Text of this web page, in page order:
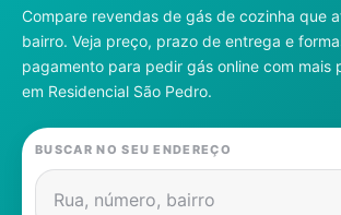
Cadastre-se
Gás
Contatos
Compare revendas de gás de cozinha que
bairro. Veja preço, prazo de entrega e
pagamento para pedir gás online com mais
em Residencial São Pedro.
BUSCAR NO SEU ENDEREÇO
Rua, número, bairro